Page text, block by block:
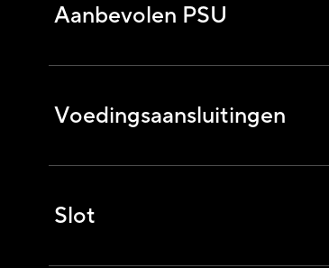
Aanbevolen PSU
Voedingsaansluitingen
Slot